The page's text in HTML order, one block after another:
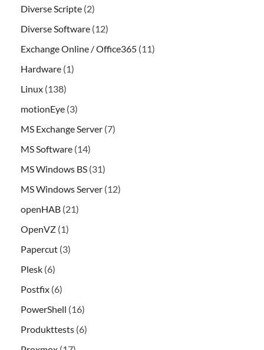
Diverse Scripte (2)
Diverse Software (12)
Exchange Online / Office365 (11)
Hardware (1)
Linux (138)
motionEye (3)
MS Exchange Server (7)
MS Software (14)
MS Windows BS (31)
MS Windows Server (12)
openHAB (21)
OpenVZ (1)
Papercut (3)
Plesk (6)
Postfix (6)
PowerShell (16)
Produkttests (6)